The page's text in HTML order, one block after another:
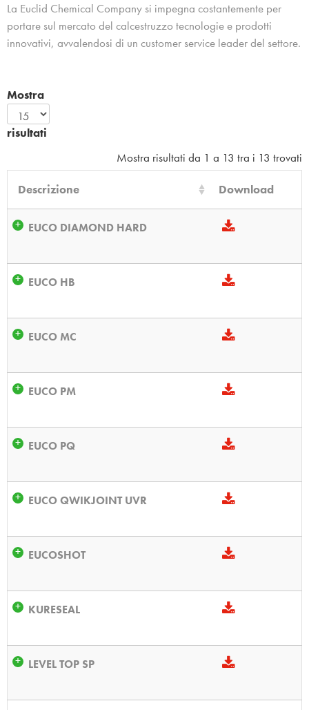
La Euclid Chemical Company si impegna costantemente per
portare sul mercato del calcestruzzo tecnologie e prodotti
innovativi, avvalendosi di un customer service leader del settore.
Mostra
risultati
Mostra risultati da 1 a 13 tra i 13 trovati
Descrizione Download
EUCO DIAMOND HARD
EUCO HB
EUCO MC
EUCO PM
EUCO PQ
EUCO QWIKJOINT UVR
EUCOSHOT
KURESEAL
LEVEL TOP SP